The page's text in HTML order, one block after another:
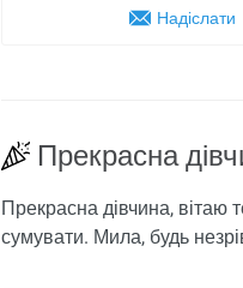
Надіслати
Прекрасна
Прекрасна дівчина, вітаю
сумувати. Мила, будь